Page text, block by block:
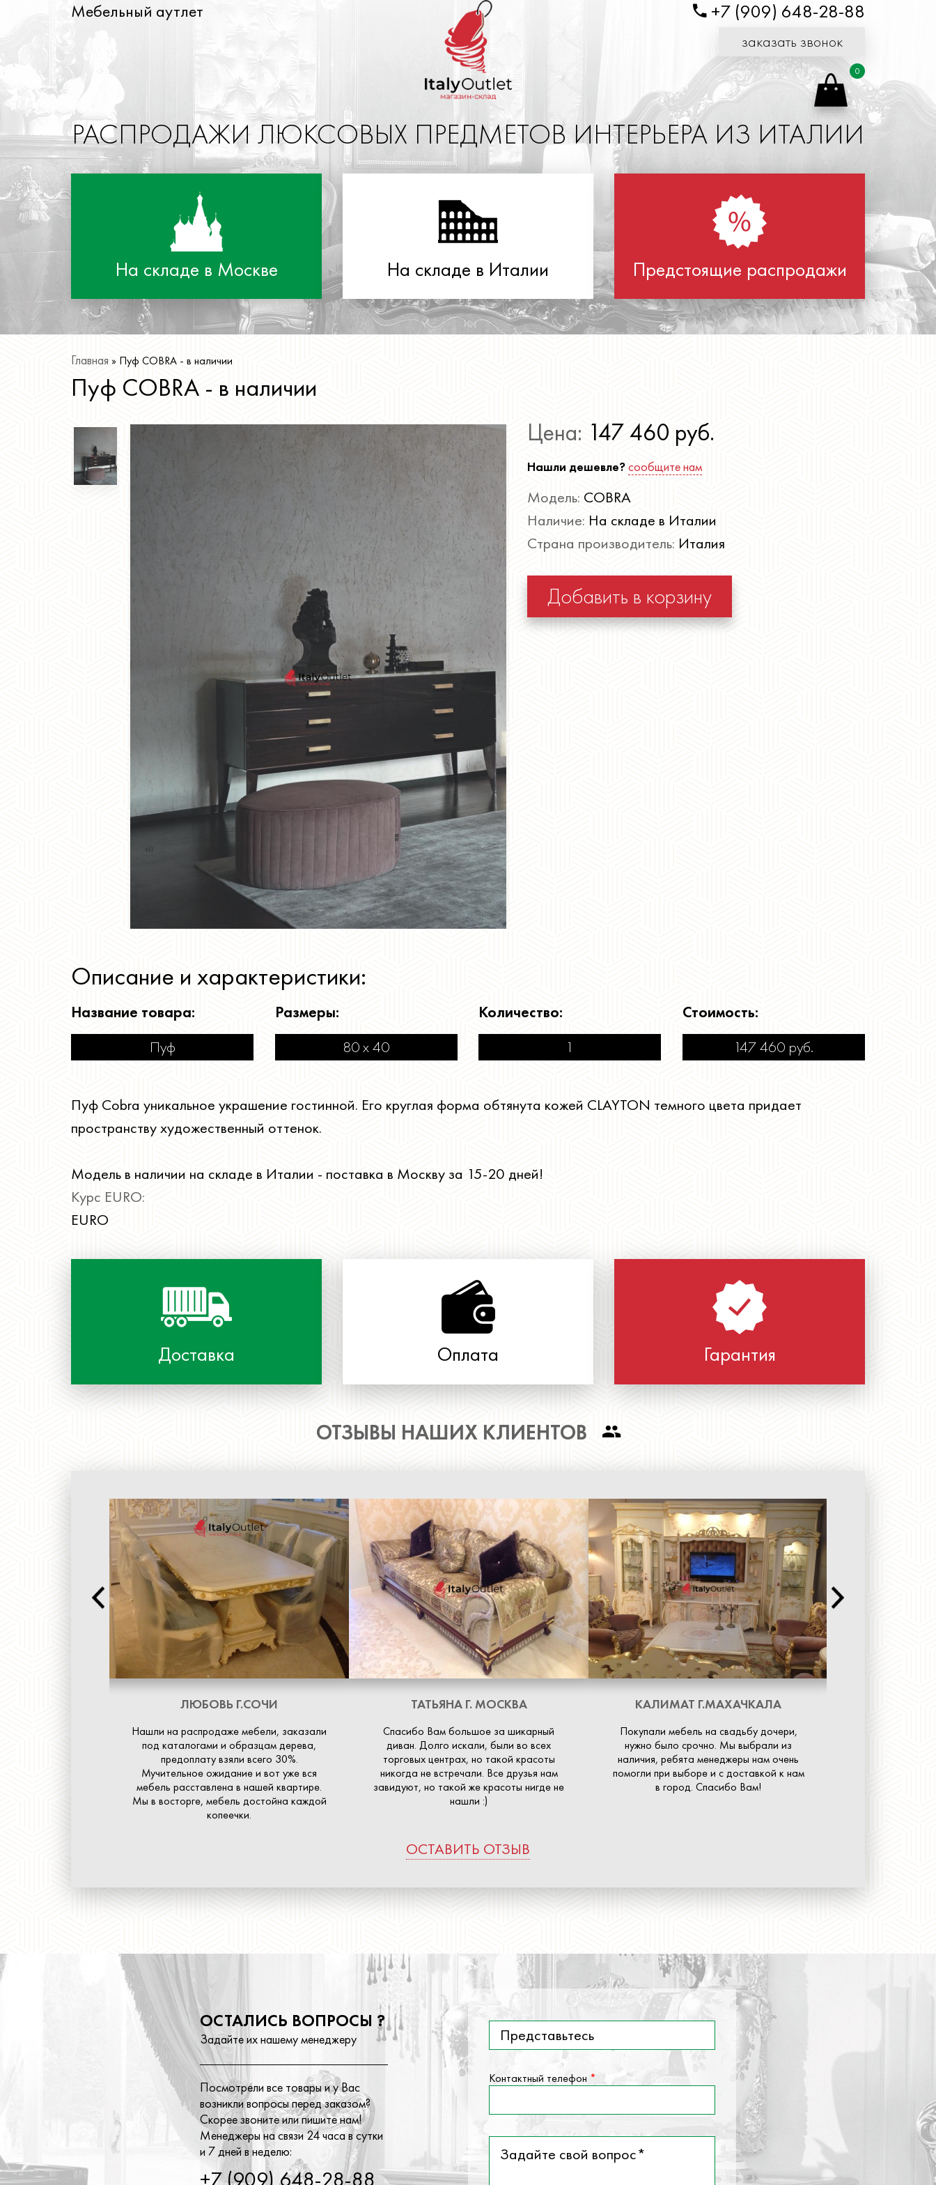
Перейти к основному содержанию
Мебельный аутлет +7 (909) 648-28-88
заказать звонок
0
РАСПРОДАЖИ ЛЮКСОВЫХ ПРЕДМЕТОВ ИНТЕРЬЕРА ИЗ ИТАЛИИ
На складе в Москве На складе в Италии Предстоящие распродажи
Главная » Пуф COBRA - в наличии
Пуф COBRA - в наличии
Цена: 147 460 руб.
Нашли дешевле?сообщите нам
Модель: COBRA
Наличие: На складе в Италии
Страна производитель: Италия
Добавить в корзину
Описание и характеристики:
Название товара: Размеры: Количество:
Стоимость:
Пуф
80 х 40 1 147 460 руб.
Пуф Cobra уникальное украшение гостинной. Его круглая форма обтянута кожей CLAYTON темного цвета придает
пространству художественный оттенок.
Модель в наличии на складе в Италии - поставка в Москву за 15-20 дней!
Курс EURO:
EURO
Доставка Оплата Гарантия
ОТЗЫВЫ НАШИХ КЛИЕНТОВ
ЛЮБОВЬ Г.СОЧИ
Нашли на распродаже мебели, заказали
под каталогами и образцам дерева,
предоплату взяли всего 30%.
Мучительное ожидание и вот уже вся
мебель расставлена в нашей квартире.
Мы в восторге, мебель достойна каждой
копеечки.
ТАТЬЯНАГ. МОСКВА
Спасибо Вам большое за шикарный
диван. Долго искали, были во всех
торговых центрах, но такой красоты
никогда не встречали. Все друзья нам
завидуют, но такой же красоты нигде не
нашли :)
КАЛИМАТ Г.МАХАЧКАЛА
Покупали мебель на свадьбу дочери,
нужно было срочно. Мы выбрали из
наличия, ребята менеджеры нам очень
помогли при выборе и с доставкой к нам
в город. Спасибо Вам!
ОСТАВИТЬ ОТЗЫВ
ОСТАЛИСЬ ВОПРОСЫ ?
Задайте их нашему менеджеру
Посмотрели все товары и у Вас
возникли вопросы перед заказом?
Скорее звоните или пишите нам!
Менеджеры на связи 24 часа в сутки
и 7 дней в неделю:
+7 (909) 648-28-88
Представьтесь
Контактный телефон *